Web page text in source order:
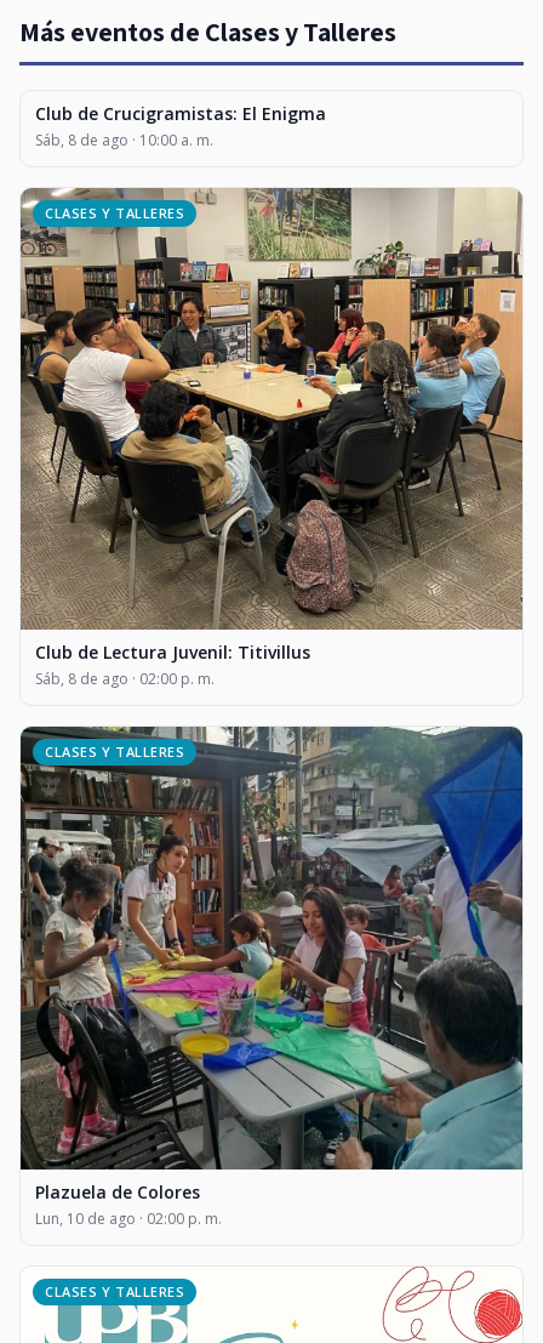
Más eventos de Clases y Talleres
CLASES Y TALLERES
Club de Crucigramistas: El Enigma
Sáb, 8 de ago · 10:00 a. m.
CLASES Y TALLERES
Club de Lectura Juvenil: Titivillus
Sáb, 8 de ago · 02:00 p. m.
CLASES Y TALLERES
Plazuela de Colores
Lun, 10 de ago · 02:00 p. m.
CLASES Y TALLERES